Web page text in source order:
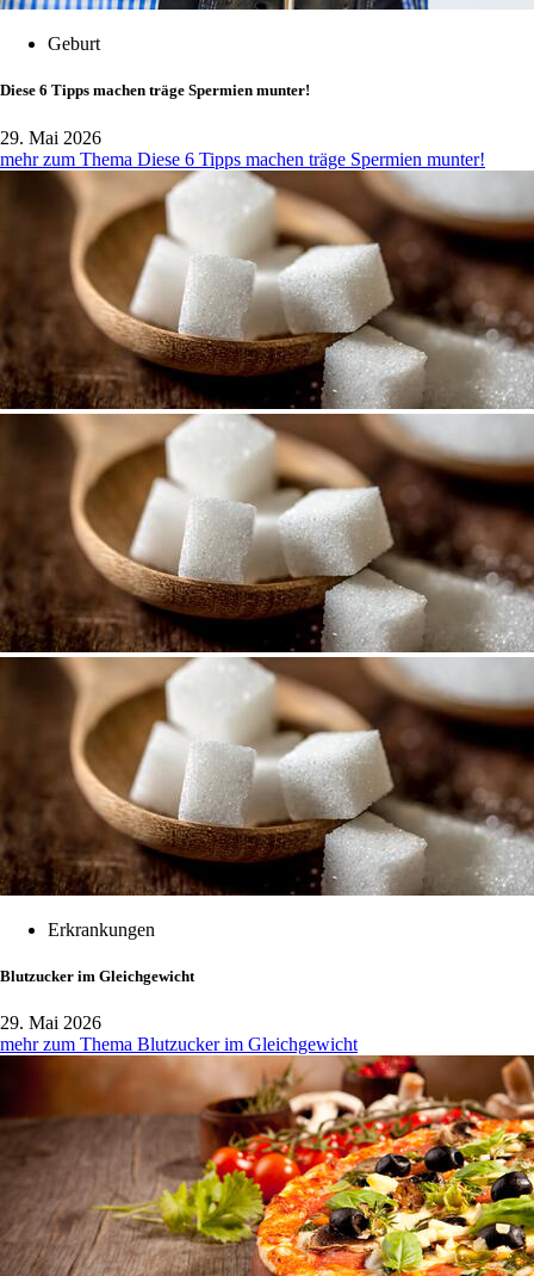
Geburt
Diese 6 Tipps machen träge Spermien munter!
29. Mai 2026
mehr zum Thema Diese 6 Tipps machen träge Spermien munter!
Erkrankungen
Blutzucker im Gleichgewicht
29. Mai 2026
mehr zum Thema Blutzucker im Gleichgewicht